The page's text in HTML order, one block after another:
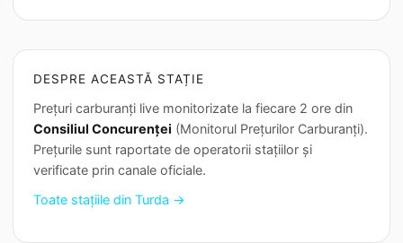
DESPRE ACEASTĂ STAȚIE
Prețuri carburanți live monitorizate la fiecare 2 ore din
Consiliul Concurenței (Monitorul Prețurilor Carburanți).
Prețurile sunt raportate de operatorii stațiilor și
verificate prin canale oficiale.
Toate stațiile din Turda →